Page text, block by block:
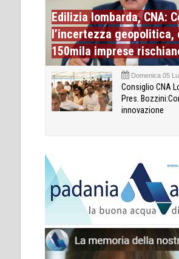
Edilizia lombarda, CNA:
l’incertezza geopolitica,
150mila imprese
Domenica 05
Consiglio CNA
Pres.
innovazione